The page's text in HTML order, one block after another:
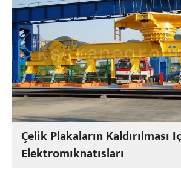
Çelik Plakaların Kaldırılması
Elektromıknatısları